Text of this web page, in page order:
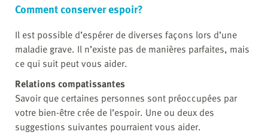
Comment conserver espoir?
Il est possible d’espérer de diverses façons lors d’une
maladie grave. Il n’existe pas de manières parfaites, mais
ce qui suit peut vous aider.
Relations compatissantes
Savoir que certaines personnes sont préoccupées par
votre bien-être crée de l’espoir. Une ou deux des
suggestions suivantes pourraient vous aider.